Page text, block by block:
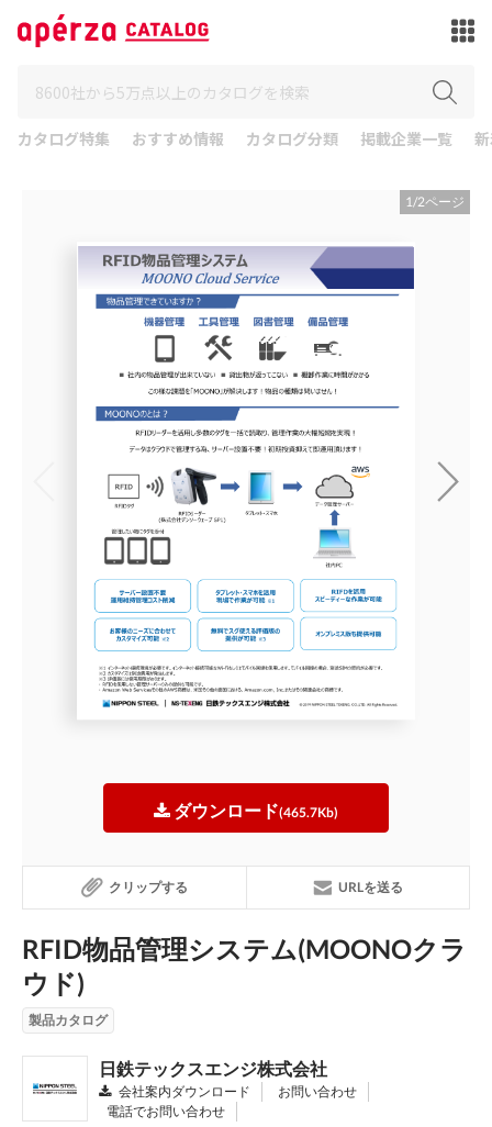
カタログ特集 おすすめ情報 カタログ分類 掲載企業一覧
1/2ページ
ダウンロード(465.7Kb)
クリップする URLを送る
RFID物品管理システム(MOONOクラ
ウド)
製品カタログ
日鉄テックスエンジ株式会社
会社案内ダウンロード
お問い合わせ
電話でお問い合わせ